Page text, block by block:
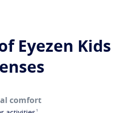
Eyezen Kids
lenses
comfort
1